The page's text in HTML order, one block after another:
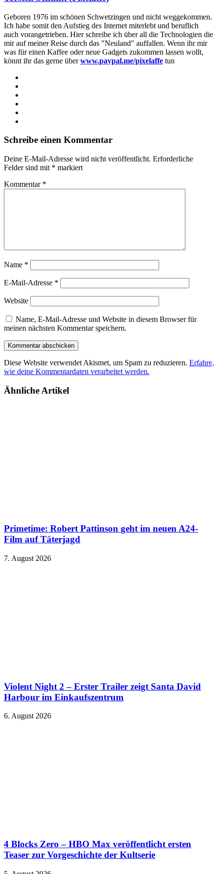
Geboren 1976 im schönen Schwetzingen und nicht weggekommen.
Ich habe somit den Aufstieg des Internet miterlebt und beruflich
auch vorangetrieben. Hier schreibe ich über all die Technologien die
mir auf meiner Reise durch das "Neuland" auffallen. Wenn ihr mir
was für einen Kaffee oder neue Gadgets zukommen lassen wollt,
könnt ihr das gerne überwww.paypal.me/pixelaffe tun
Schreibe einen Kommentar
Deine E-Mail-Adresse wird nicht veröffentlicht. Erforderliche
Felder sind mit * markiert
Kommentar *
Name *
E-Mail-Adresse *
Website
Name, E-Mail-Adresse und Website in diesem Browser für
meinen nächsten Kommentar speichern.
Diese Website verwendet Akismet, um Spam zu reduzieren. Erfahre,
wie deine Kommentardaten verarbeitet werden.
Ähnliche Artikel
Primetime: Robert Pattinson geht im neuen A24-
Film auf Täterjagd
7. August 2026
Violent Night 2 – Erster Trailer zeigt Santa David
Harbour im Einkaufszentrum
6. August 2026
4 Blocks Zero – HBO Max veröffentlicht ersten
Teaser zur Vorgeschichte der Kultserie